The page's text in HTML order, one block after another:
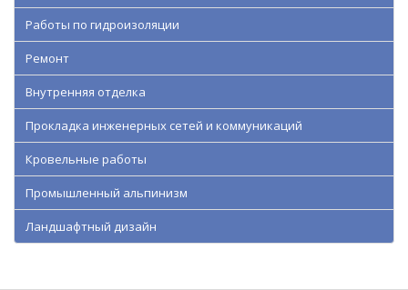
Работы по гидроизоляции
Ремонт
Внутренняя отделка
Прокладка инженерных сетей и коммуникаций
Кровельные работы
Промышленный альпинизм
Ландшафтный дизайн